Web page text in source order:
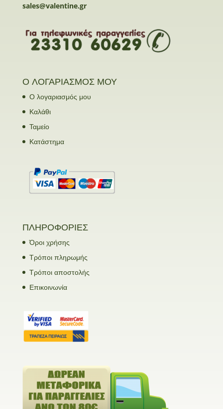
sales@valentine.gr
Ο ΛΟΓΑΡΙΑΣΜΟΣ ΜΟΥ
Ο λογαριασμός μου
Καλάθι
Ταμείο
Κατάστημα
ΠΛΗΡΟΦΟΡΙΕΣ
Όροι χρήσης
Τρόποι πληρωμής
Τρόποι αποστολής
Επικοινωνία